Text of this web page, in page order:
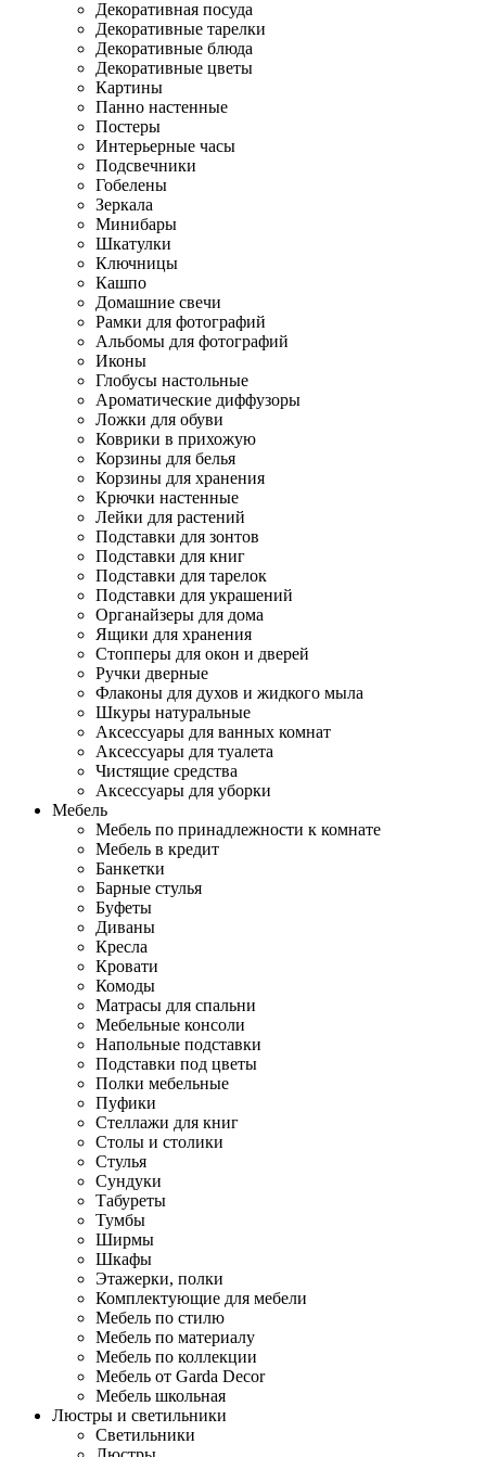
Декоративная посуда
Декоративные тарелки
Декоративные блюда
Декоративные цветы
Картины
Панно настенные
Постеры
Интерьерные часы
Подсвечники
Гобелены
Зеркала
Минибары
Шкатулки
Ключницы
Кашпо
Домашние свечи
Рамки для фотографий
Альбомы для фотографий
Иконы
Глобусы настольные
Ароматические диффузоры
Ложки для обуви
Коврики в прихожую
Корзины для белья
Корзины для хранения
Крючки настенные
Лейки для растений
Подставки для зонтов
Подставки для книг
Подставки для тарелок
Подставки для украшений
Органайзеры для дома
Ящики для хранения
Стопперы для окон и дверей
Ручки дверные
Флаконы для духов и жидкого мыла
Шкуры натуральные
Аксессуары для ванных комнат
Аксессуары для туалета
Чистящие средства
Аксессуары для уборки
Мебель
Мебель по принадлежности к комнате
Мебель в кредит
Банкетки
Барные стулья
Буфеты
Диваны
Кресла
Кровати
Комоды
Матрасы для спальни
Мебельные консоли
Напольные подставки
Подставки под цветы
Полки мебельные
Пуфики
Стеллажи для книг
Столы и столики
Стулья
Сундуки
Табуреты
Тумбы
Ширмы
Шкафы
Этажерки, полки
Комплектующие для мебели
Мебель по стилю
Мебель по материалу
Мебель по коллекции
Мебель от Garda Decor
Мебель школьная
Люстры и светильники
Светильники